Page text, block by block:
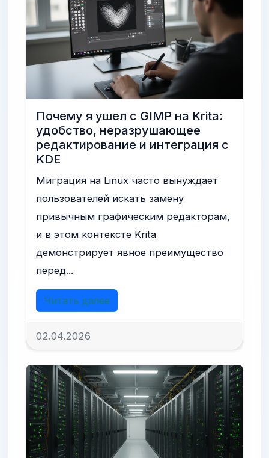
Почему я ушел с GIMP на Krita:
удобство, неразрушающее
редактирование и интеграция с
KDE
Миграция на Linux часто вынуждает
пользователей искать замену
привычным графическим редакторам,
и в этом контексте Krita
демонстрирует явное преимущество
перед...
Читать далее
02.04.2026